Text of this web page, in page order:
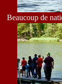
Beaucoup de